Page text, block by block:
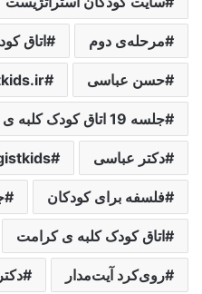
مرحله‌ی دوم اتاق
حسن عباسی
جلسه 19 اتاق کودک کلبه ی کرامت
دکتر عباسی
فلسفه برای کودکان
اتاق کودک کلبه ی کرامت
روی‌کرد آيت‌مدار